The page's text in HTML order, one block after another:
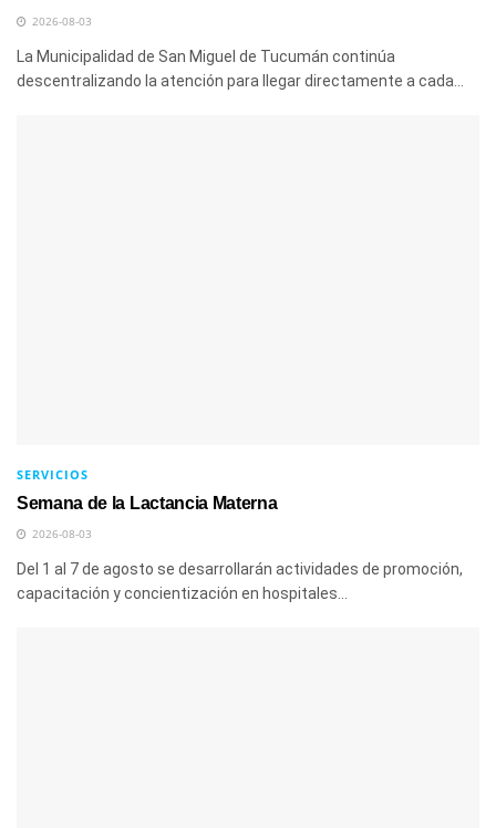
2026-08-03
La Municipalidad de San Miguel de Tucumán continúa
descentralizando la atención para llegar directamente a cada...
SERVICIOS
Semana de la Lactancia Materna
2026-08-03
Del 1 al 7 de agosto se desarrollarán actividades de promoción,
capacitación y concientización en hospitales...